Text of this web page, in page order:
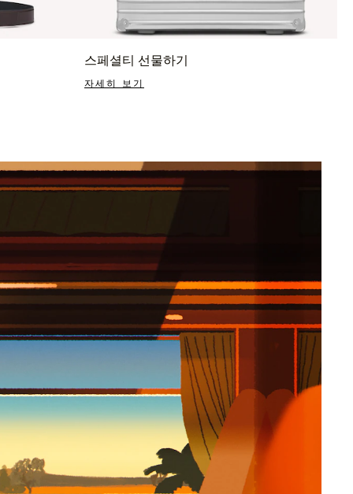
스페셜티 선물하기
자세히 보기